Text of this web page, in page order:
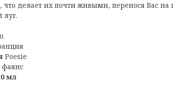
делает их почти живыми, перенося Вас на
луг.
Poesie
фаянс
мл